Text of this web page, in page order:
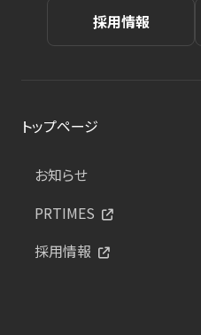
採用情報
トップページ
お知らせ
PRTIMES
採用情報